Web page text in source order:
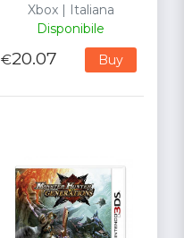
Xbox | Italiana
Disponibile
€20.07 Buy